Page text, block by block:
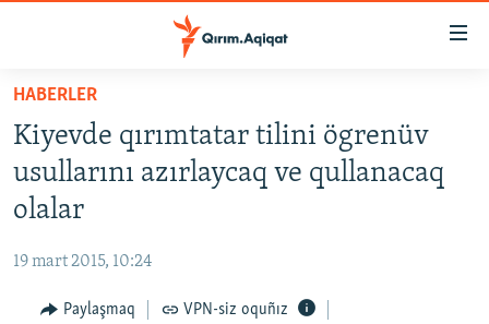
Esas
qaytmaq
Baş
navigatsiyağa
qaytmaq
Qıdıruvğa
HABERLER
SİYASET
İQTİSADİYAT
MEDENİYET
İNSAN AQLARI
HABERLER
Kiyevde qırımtatar tilini ögrenüv
usullarını azırlaycaq ve qullanacaq
olalar
19 mart 2015, 10:24
Paylaşmaq VPN-siz oquñız